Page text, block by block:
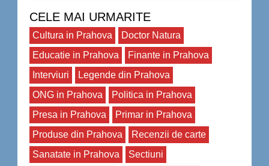
CELE MAI URMARITE
Cultura in Prahova
Doctor Natura
Educatie in Prahova
Finante in Prahova
Interviuri
Legende din Prahova
ONG in Prahova
Politica in Prahova
Presa in Prahova
Primar in Prahova
Produse din Prahova
Recenzii de carte
Sanatate in Prahova
Sectiuni